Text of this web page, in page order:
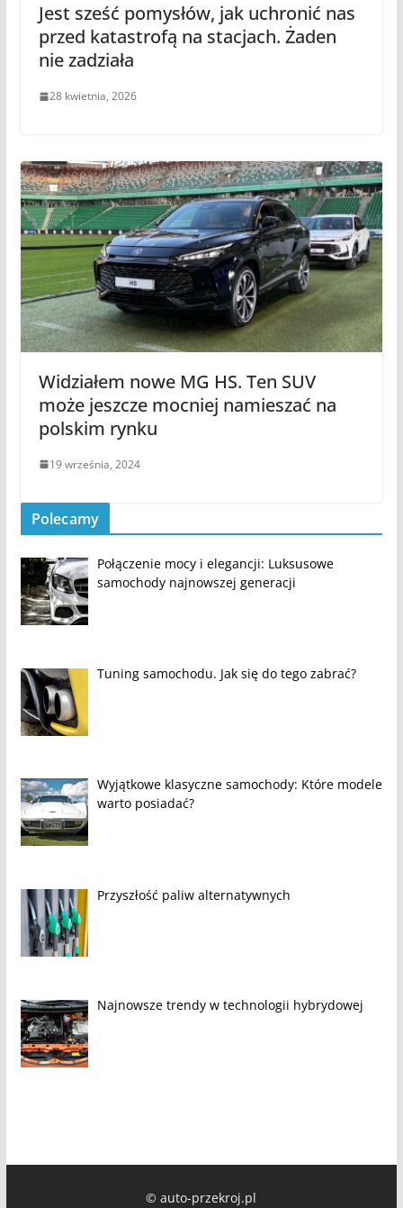
Jest sześć pomysłów, jak uchronić nas
przed katastrofą na stacjach. Żaden
nie zadziała
28 kwietnia, 2026
Widziałem nowe MG HS. Ten SUV
może jeszcze mocniej namieszać na
polskim rynku
19 września, 2024
Polecamy
Połączenie mocy i elegancji: Luksusowe
samochody najnowszej generacji
Tuning samochodu. Jak się do tego zabrać?
Wyjątkowe klasyczne samochody: Które modele
warto posiadać?
Przyszłość paliw alternatywnych
Najnowsze trendy w technologii hybrydowej
© auto-przekroj.pl